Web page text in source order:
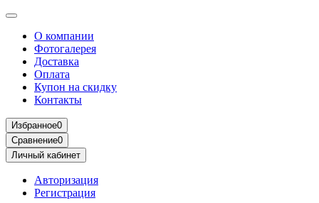
О компании
Фотогалерея
Доставка
Оплата
Купон на скидку
Контакты
Избранное0
Сравнение0
Личный кабинет
Авторизация
Регистрация